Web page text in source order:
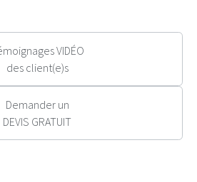
VIDÉO
des client(e)s
Demander un
DEVIS GRATUIT